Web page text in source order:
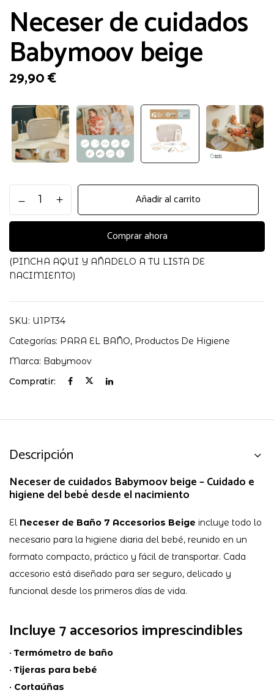
Neceser de cuidados
Babymoov beige
29,90€
de
cuidados
beige
cantidad
Añadir al carrito
Comprar ahora
(PINCHA AQUI Y AÑADELO A TU LISTA DE
NACIMIENTO)
SKU: U1PT34
Categorías: PARA EL BAÑO, Productos De Higiene
Marca: Babymoov
Compratir:
Descripción
Neceser de cuidados Babymoov beige – Cuidado e
higiene del bebé desde el nacimiento
El Neceser de Baño 7 Accesorios Beige incluye todo lo
necesario para la higiene diaria del bebé, reunido en un
formato compacto, práctico y fácil de transportar. Cada
accesorio está diseñado para ser seguro, delicado y
funcional desde los primeros días de vida.
Incluye 7 accesorios imprescindibles
•Termómetro de baño
•Tijeras para bebé
• Cortaúñas